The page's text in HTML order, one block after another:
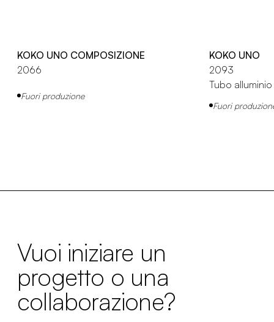
KOKO UNO COMPOSIZIONE
2066
Fuori produzione
KOKO UNO
2093
Tubo
Fuori
Vuoi iniziare un
progetto o una
collaborazione?